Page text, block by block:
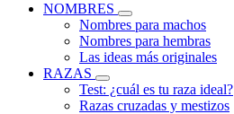
NOMBRES
Nombres para machos
Nombres para hembras
Las ideas más originales
RAZAS
Test: ¿cuál es tu raza ideal?
Razas cruzadas y mestizos